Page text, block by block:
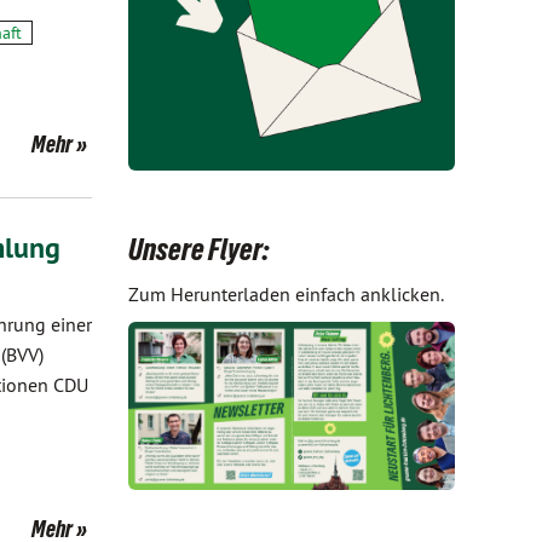
Mehr
einer
CDU
Mehr
Unsere Flyer:
Zum Herunterladen einfach anklicken.